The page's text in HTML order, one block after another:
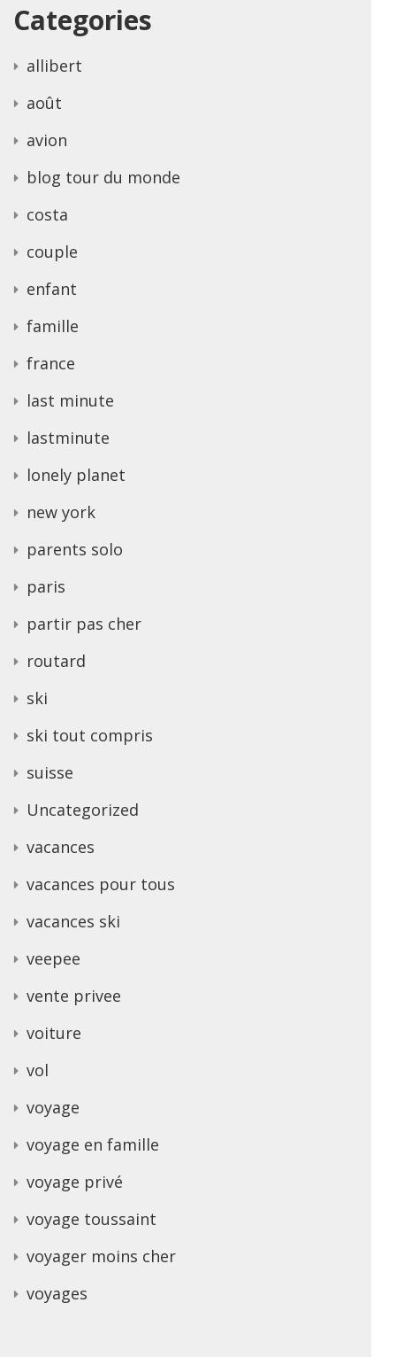
Categories
allibert
août
avion
blog tour du monde
costa
couple
enfant
famille
france
last minute
lastminute
lonely planet
new york
parents solo
paris
partir pas cher
routard
ski
ski tout compris
suisse
Uncategorized
vacances
vacances pour tous
vacances ski
veepee
vente privee
voiture
vol
voyage
voyage en famille
voyage privé
voyage toussaint
voyager moins cher
voyages